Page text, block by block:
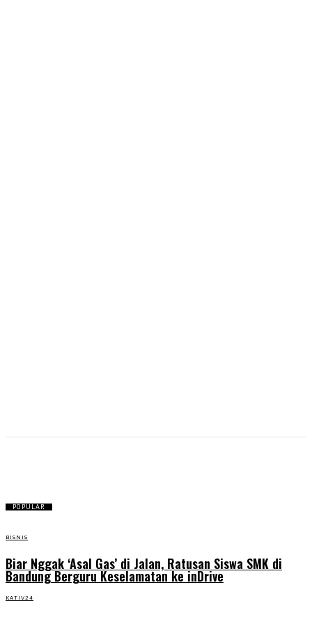
POPULAR
BISNIS
Biar Nggak ‘Asal Gas’ di Jalan, Ratusan Siswa SMK di
Bandung Berguru Keselamatan ke inDrive
KATIV24